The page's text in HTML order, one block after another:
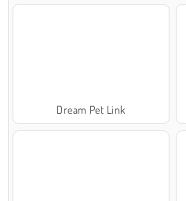
Dream Pet Link